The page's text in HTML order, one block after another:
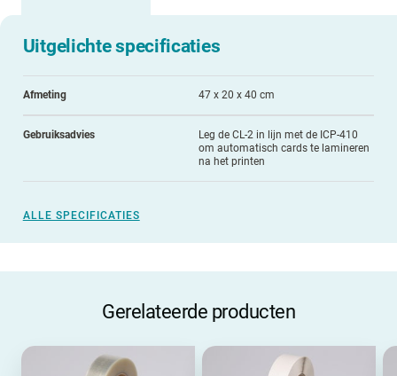
Uitgelichte specificaties
Afmeting 47 x 20 x 40 cm
Gebruiksadvies
Leg de CL-2 in lijn met de ICP-410
om automatisch cards te lamineren
na het printen
ALLE SPECIFICATIES
Gerelateerde producten